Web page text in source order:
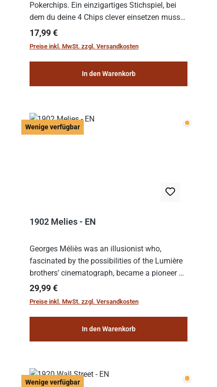
Pokerchips. Ein einzigartiges Stichspiel, bei
dem du deine 4 Chips clever einsetzen musst.
Wer die Chips mit dem höchsten Gesamtwert
hat, gewinnt die Runde. Aber Vorsicht: D...
Regulärer Preis:
17,99 €
Preise inkl. MwSt. zzgl. Versandkosten
In den Warenkorb
Wenige verfügbar Wenige
1902 Melies - EN
Georges Méliès was an illusionist who,
fascinated by the possibilities of the Lumière
brothers’ cinematograph, became a pioneer of
cinema. In 1902, he filmed his most famous
work: “Le Voyage dans la Lune” (“A Trip to...
Regulärer Preis:
29,99 €
Preise inkl. MwSt. zzgl. Versandkosten
In den Warenkorb
Wenige verfügbar Wenige